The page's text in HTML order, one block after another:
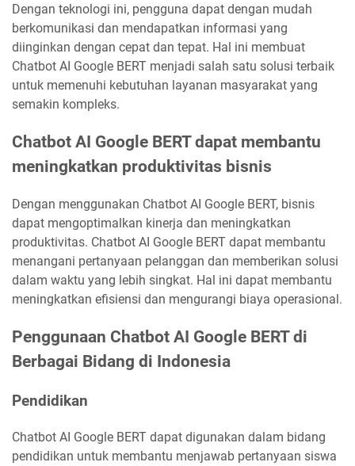
Dengan teknologi ini, pengguna dapat dengan mudah
berkomunikasi dan mendapatkan informasi yang
diinginkan dengan cepat dan tepat. Hal ini membuat
Chatbot AI Google BERT menjadi salah satu solusi terbaik
untuk memenuhi kebutuhan layanan masyarakat yang
semakin kompleks.
Chatbot AI Google BERT dapat membantu
meningkatkan produktivitas bisnis
Dengan menggunakan Chatbot AI Google BERT, bisnis
dapat mengoptimalkan kinerja dan meningkatkan
produktivitas. Chatbot AI Google BERT dapat membantu
menangani pertanyaan pelanggan dan memberikan solusi
dalam waktu yang lebih singkat. Hal ini dapat membantu
meningkatkan efisiensi dan mengurangi biaya operasional.
Penggunaan Chatbot AI Google BERT di
Berbagai Bidang di Indonesia
Pendidikan
Chatbot AI Google BERT dapat digunakan dalam bidang
pendidikan untuk membantu menjawab pertanyaan siswa